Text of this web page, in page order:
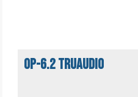
OP-6.2 Truaudio